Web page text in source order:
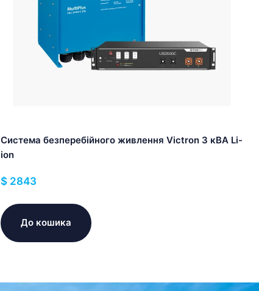
Система безперебійного живлення Victron 3 кВА Li-
ion
$2843
До кошика